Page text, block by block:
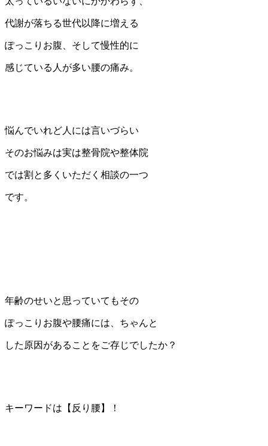
代謝が落ちる世代以降に増える
ぽっこりお腹、そして慢性的に
感じている人が多い腰の痛み。
悩んでいれど人には言いづらい
そのお悩みは実は整骨院や整体院
では割と多くいただく相談の一つ
です。
年齢のせいと思っていてもその
ぽっこりお腹や腰痛には、ちゃんと
した原因があることをご存じでしたか？
キーワードは【反り腰】！